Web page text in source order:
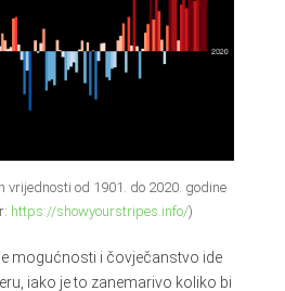
vrijednosti od 1901. do 2020. godine
https://showyourstripes.info/)
mogućnosti i čovječanstvo ide
iako je to zanemarivo koliko bi